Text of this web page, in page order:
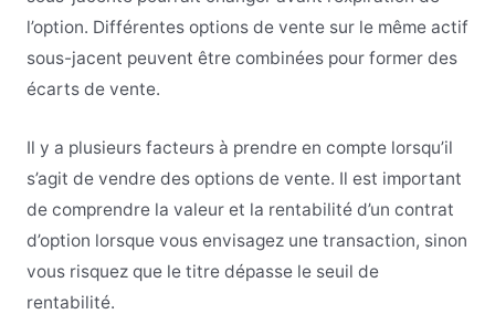
l’option. Différentes options de vente sur le même actif
sous-jacent peuvent être combinées pour former des
écarts de vente.
Il y a plusieurs facteurs à prendre en compte lorsqu’il
s’agit de vendre des options de vente. Il est important
de comprendre la valeur et la rentabilité d’un contrat
d’option lorsque vous envisagez une transaction, sinon
vous risquez que le titre dépasse le seuil de
rentabilité.